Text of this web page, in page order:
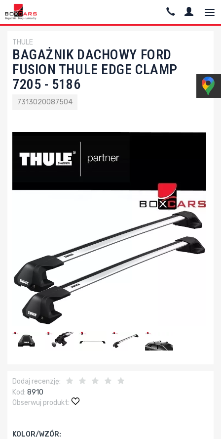
THULE
BAGAŻNIK DACHOWY FORD
FUSION THULE EDGE CLAMP
7205 - 5186
7313020087504
Dodaj recenzję:
Kod: 8910
Obserwuj produkt:
KOLOR/WZÓR: